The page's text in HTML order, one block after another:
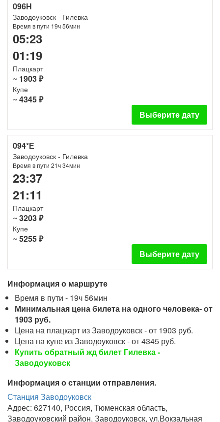
096Н
Заводоуковск - Гилевка
Время в пути 19ч 56мин
05:23
01:19
Плацкарт
~ 1903 ₽
Купе
~ 4345 ₽
Выберите дату
094*Е
Заводоуковск - Гилевка
Время в пути 21ч 34мин
23:37
21:11
Плацкарт
~ 3203 ₽
Купе
~ 5255 ₽
Выберите дату
Информация о маршруте
Время в пути - 19ч 56мин
Минимальная цена билета на одного человека- от
1903 руб.
Цена на плацкарт из Заводоуковск - от 1903 руб.
Цена на купе из Заводоуковск - от 4345 руб.
Купить обратный жд билет Гилевка -
Заводоуковск
Информация о станции отправления.
Станция Заводоуковск
Адрес: 627140, Россия, Тюменская область,
Заводоуковский район, Заводоуковск, ул.Вокзальная